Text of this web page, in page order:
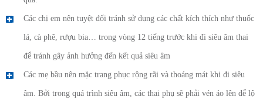
Các chị em nên tuyệt đối tránh sử dụng các chất kích thích như thuốc
lá, cà phê, rượu bia… trong vòng 12 tiếng trước khi đi siêu âm thai
để tránh gây ảnh hưởng đến kết quả siêu âm
Các mẹ bầu nên mặc trang phục rộng rãi và thoáng mát khi đi siêu
âm. Bởi trong quá trình siêu âm, các thai phụ sẽ phải vén áo lên để lộ